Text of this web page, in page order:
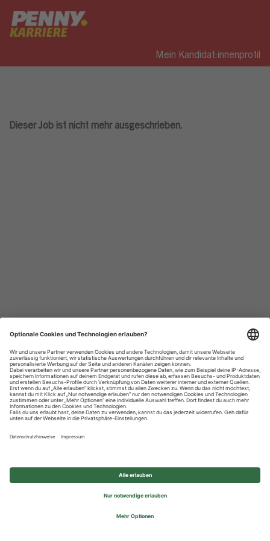
Mein Kandidat:innenprofil
Dieser Job ist nicht mehr ausgeschrieben.
Datenschutzhinweise
Impressum
Privatsphäre-Einstellungen
© 2026 REWE Group - All rights reserved